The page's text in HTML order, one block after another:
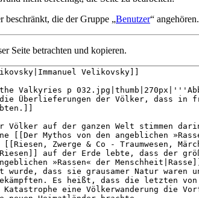
beschränkt, die der Gruppe „Benutzer“ angehören.
Seite betrachten und kopieren.